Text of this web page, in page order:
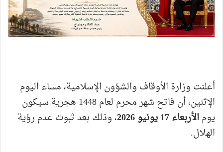
أعلنت وزارة الأوقاف والشؤون الإسلامية، مساء اليوم
الإثنين، أن فاتح شهر محرم لعام 1448 هجرية سيكون
يومالأربعاء 17 يونيو 2026
، وذلك بعد ثبوت عدم رؤية
الهلال.